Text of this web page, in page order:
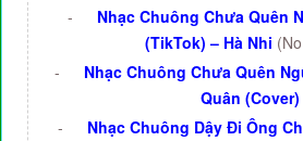
-
Nhạc Chuông Chưa Quên
(TikTok) – Hà Nhi
-
Nhạc Chuông Chưa Quên
Quân (Cover)
-
Nhạc Chuông Dậy Đi Ông